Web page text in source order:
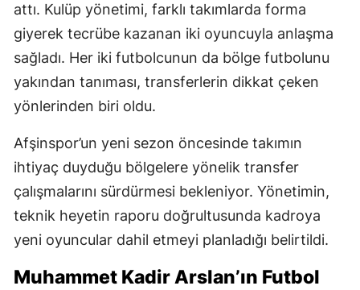
attı. Kulüp yönetimi, farklı takımlarda forma
giyerek tecrübe kazanan iki oyuncuyla anlaşma
sağladı. Her iki futbolcunun da bölge futbolunu
yakından tanıması, transferlerin dikkat çeken
yönlerinden biri oldu.
Afşinspor’un yeni sezon öncesinde takımın
ihtiyaç duyduğu bölgelere yönelik transfer
çalışmalarını sürdürmesi bekleniyor. Yönetimin,
teknik heyetin raporu doğrultusunda kadroya
yeni oyuncular dahil etmeyi planladığı belirtildi.
Muhammet Kadir Arslan’ın Futbol